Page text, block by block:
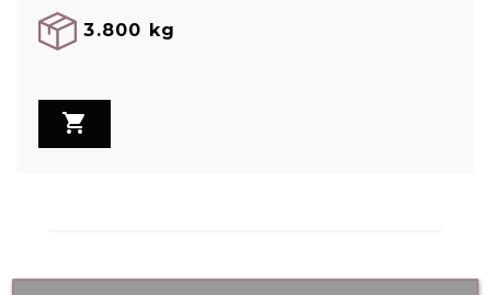
3.800 kg
